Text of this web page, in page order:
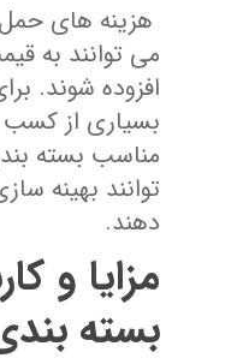
هزینه ‌های حمل
می‌ توانند به
افزوده شوند.
بسیاری از کسب
مناسب بسته‌
‌توانند بهینه‌
دهند.
مزایا و
بسته